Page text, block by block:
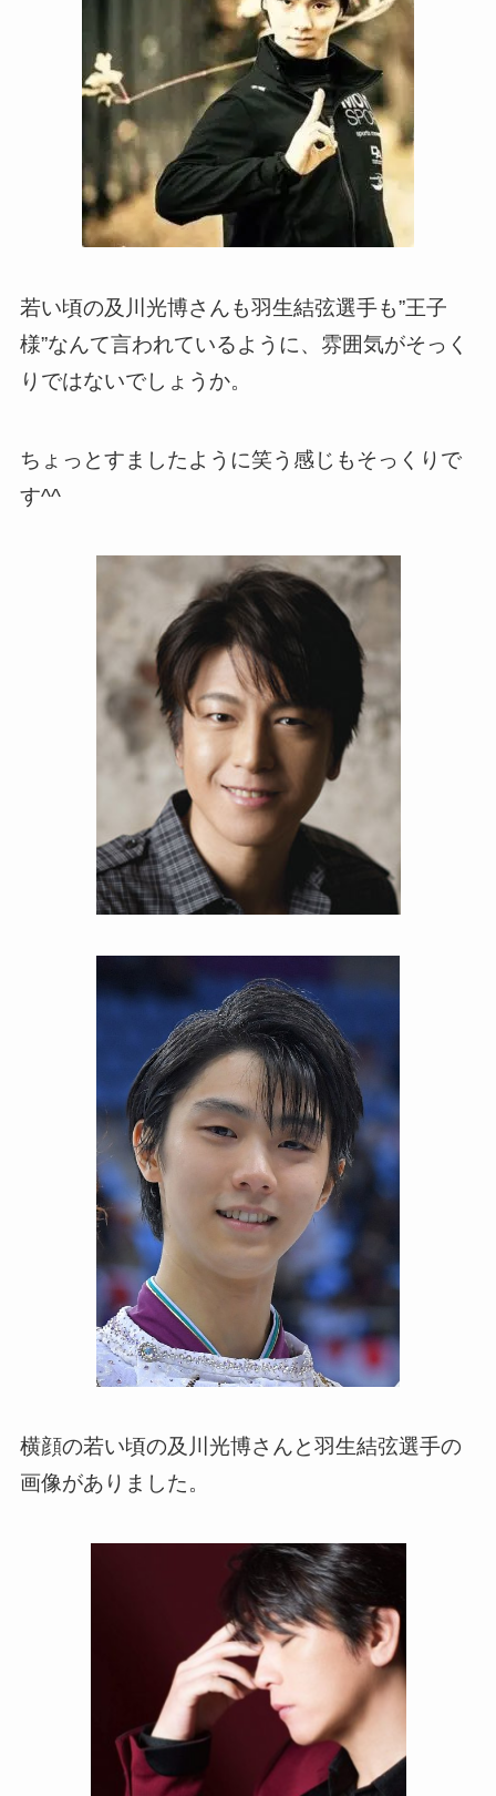
若い頃の及川光博さんも羽生結弦選手も”王子
様”なんて言われているように、雰囲気がそっく
りではないでしょうか。
ちょっとすましたように笑う感じもそっくりで
す^^
横顔の若い頃の及川光博さんと羽生結弦選手の
画像がありました。